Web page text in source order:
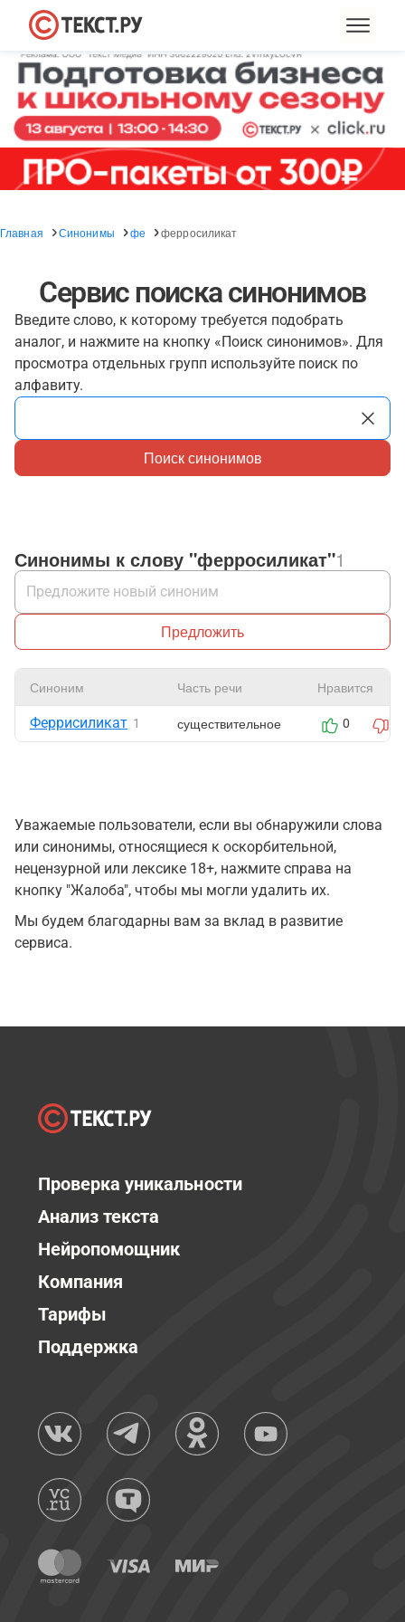
Главная Синонимы фе ферросиликат
Сервис поиска синонимов
Введите слово, к которому требуется подобрать
аналог, и нажмите на кнопку «Поиск синонимов». Для
просмотра отдельных групп используйте поиск по
алфавиту.
Поиск синонимов
Синонимы к слову "ферросиликат"1
Предложить
Синоним Часть речи Нравится
Феррисиликат 1 существительное 0
Уважаемые пользователи, если вы обнаружили слова
или синонимы, относящиеся к оскорбительной,
нецензурной или лексике 18+, нажмите справа на
кнопку "Жалоба", чтобы мы могли удалить их.
Мы будем благодарны вам за вклад в развитие
сервиса.
Проверка уникальности
Анализ текста
Нейропомощник
Компания
Тарифы
Поддержка